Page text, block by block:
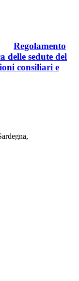
Regolamento
delle sedute del
consiliari e